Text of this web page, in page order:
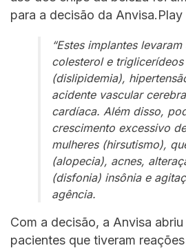
para a decisão da Anvisa.Play
“Estes implantes
colesterol e triglicerídeos
(dislipidemia),
acidente vascular
cardíaca. Além disso,
crescimento excessivo
mulheres (hirsutismo),
(alopecia), acnes,
(disfonia) insônia e
agência.
Com a decisão, a Anvisa
pacientes que tiveram